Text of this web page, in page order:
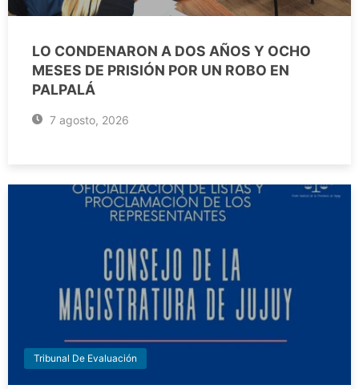
LO CONDENARON A DOS AÑOS Y OCHO
MESES DE PRISIÓN POR UN ROBO EN
PALPALÁ
7 agosto, 2026
Tribunal De Evaluación